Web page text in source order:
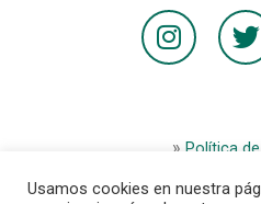
Política
Usamos cookies en nuestra